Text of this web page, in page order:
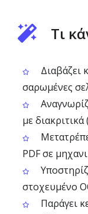
Τι
Διαβάζει
σαρωμένες
με διακριτικά
PDF σε
στοχευμένο
Παράγει